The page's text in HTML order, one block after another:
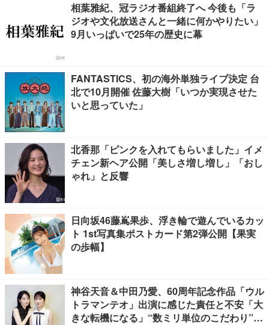
相葉雅紀、冠ラジオ番組終了へ 今後も「ラ
ジオや文化放送さんと一緒に何かやりたい」
9月いっぱいで25年の歴史に幕
FANTASTICS、初の海外単独ライブ決定 台
北で10月開催 佐藤大樹「いつか実現させた
いと思っていた」
北香那「ピンクを入れてもらいました」イメ
チェン新ヘア公開「美しさ増し増し」「おし
ゃれ」と反響
日向坂46藤嶌果歩、浮き輪で遊んでいるカッ
ト 1st写真集ポストカード第2弾公開【果実
の歩幅】
神谷天音＆中田乃愛、60周年記念作品「ウル
トラマンテオ」出演に感じた責任と不安「大
きな転機になる」“数ミリ単位のこだわり”特